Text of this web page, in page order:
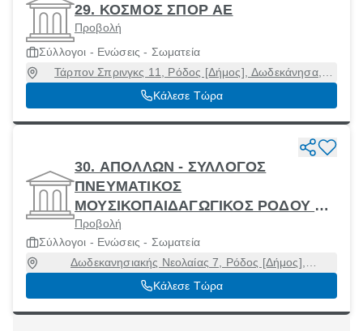
29. ΚΟΣΜΟΣ ΣΠΟΡ ΑΕ
Προβολή
Σύλλογοι - Ενώσεις - Σωματεία
Τάρπον Σπρινγκς 11, Ρόδος [Δήμος], Δωδεκάνησα,
85100
Κάλεσε Τώρα
30. ΑΠΟΛΛΩΝ - ΣΥΛΛΟΓΟΣ
ΠΝΕΥΜΑΤΙΚΟΣ
ΜΟΥΣΙΚΟΠΑΙΔΑΓΩΓΙΚΟΣ ΡΟΔΟΥ Ο
ΑΠΟΛΛΩΝ
Προβολή
Σύλλογοι - Ενώσεις - Σωματεία
Δωδεκανησιακής Νεολαίας 7, Ρόδος [Δήμος],
Δωδεκάνησα, 85100
Κάλεσε Τώρα